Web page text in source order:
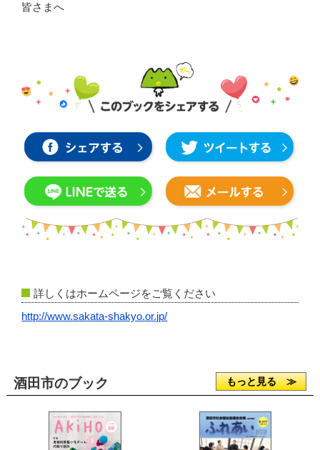
皆さまへ
詳しくはホームページをご覧ください
http://www.sakata-shakyo.or.jp/
酒田市のブック もっと見る ≫